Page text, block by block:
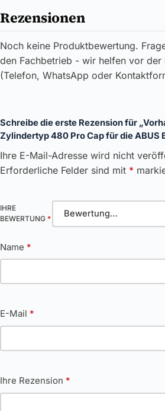
Rezensionen
Noch keine Produktbewertung.
den Fachbetrieb - wir helfen vor der
(Telefon, WhatsApp oder
Schreibe die erste Rezension für
Zylindertyp 480 Pro Cap für die ABUS
Ihre E-Mail-Adresse wird nicht
Erforderliche Felder sind mit *
IHRE
BEWERTUNG *
Name *
E-Mail *
Ihre Rezension *